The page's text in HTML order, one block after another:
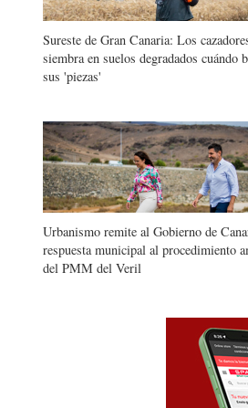
Sureste de Gran Canaria: Los
siembra en suelos degradados cuándo
sus 'piezas'
Urbanismo remite al Gobierno de
respuesta municipal al procedimiento
del PMM del Veril